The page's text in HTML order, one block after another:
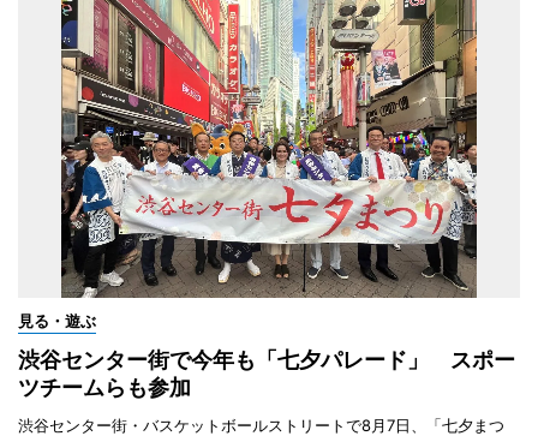
見る・遊ぶ
渋谷センター街で今年も「七夕パレード」 スポー
ツチームらも参加
渋谷センター街・バスケットボールストリートで8月7日、「七夕まつ